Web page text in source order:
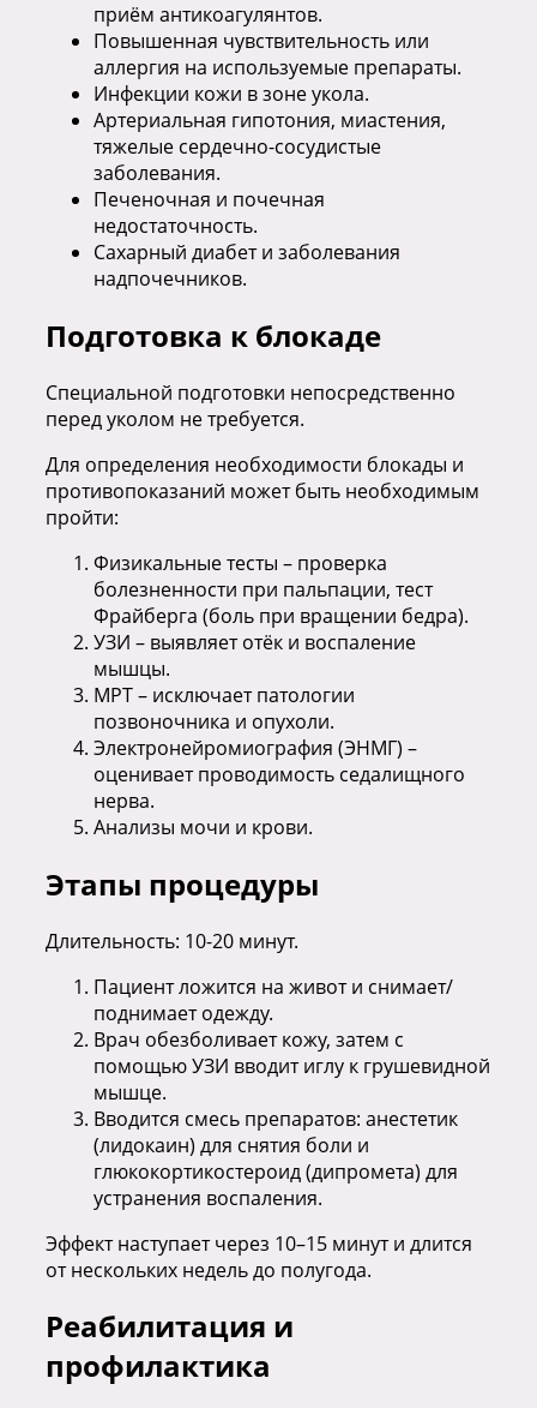
приём антикоагулянтов.
Повышенная чувствительность или
аллергия на используемые препараты.
Инфекции кожи в зоне укола.
Артериальная гипотония, миастения,
тяжелые сердечно-сосудистые
заболевания.
Печеночная и почечная
недостаточность.
Сахарный диабет и заболевания
надпочечников.
Подготовка к блокаде
Специальной подготовки непосредственно
перед уколом не требуется.
Для определения необходимости блокады и
противопоказаний может быть необходимым
пройти:
Физикальные тесты – проверка
болезненности при пальпации, тест
Фрайберга (боль при вращении бедра).
УЗИ – выявляет отёк и воспаление
мышцы.
МРТ – исключает патологии
позвоночника и опухоли.
Электронейромиография (ЭНМГ) –
оценивает проводимость седалищного
нерва.
Анализы мочи и крови.
Этапы процедуры
Длительность: 10-20 минут.
Пациент ложится на живот и снимает/
поднимает одежду.
Врач обезболивает кожу, затем с
помощью УЗИ вводит иглу к грушевидной
мышце.
Вводится смесь препаратов: анестетик
(лидокаин) для снятия боли и
глюкокортикостероид (дипромета) для
устранения воспаления.
Эффект наступает через 10–15 минут и длится
от нескольких недель до полугода.
Реабилитация и
профилактика